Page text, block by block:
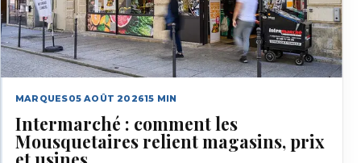
MARQUES05 AOÛT 202615 MIN
Intermarché : comment les
Mousquetaires relient magasins, prix